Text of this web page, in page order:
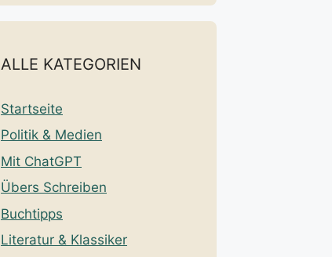
ALLE KATEGORIEN
Startseite
Politik & Medien
Mit ChatGPT
Übers Schreiben
Buchtipps
Literatur & Klassiker